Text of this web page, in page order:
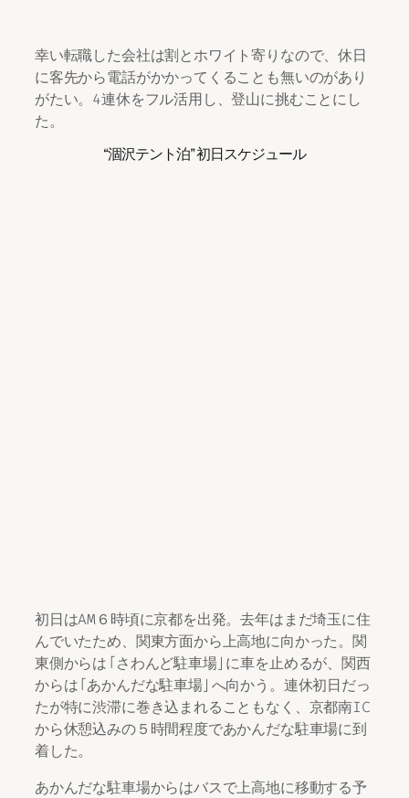
幸い転職した会社は割とホワイト寄りなので、休日
に客先から電話がかかってくることも無いのがあり
がたい。4連休をフル活用し、登山に挑むことにし
た。
“涸沢テント泊” 初日スケジュール
初日はAM６時頃に京都を出発。去年はまだ埼玉に住
んでいたため、関東方面から上高地に向かった。関
東側からは「さわんど駐車場」に車を止めるが、関西
からは「あかんだな駐車場」へ向かう。連休初日だっ
たが特に渋滞に巻き込まれることもなく、京都南IC
から休憩込みの５時間程度であかんだな駐車場に到
着した。
あかんだな駐車場からはバスで上高地に移動する予